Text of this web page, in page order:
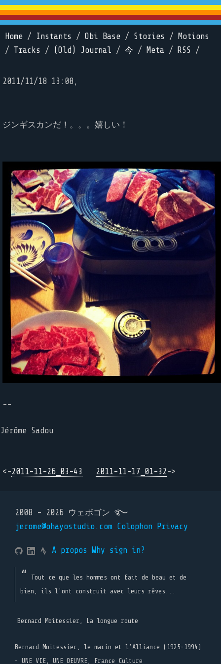
Home / Instants / Obi Base / Stories /
Motions
/ Tracks / (Old) Journal / 今 / Meta / RSS /
2011/11/18 13:08,
ジンギスカンだ！。。。嬉しい！
--
Jérôme Sadou
<-2011-11-26_03-43 2011-11-17_01-32->
2008 - 2026 ウェボゴン ࿐
jerome@ohayostudio.com Colophon Privacy
A propos Why sign in?
Tout ce que les hommes ont fait de beau et de
bien, ils l'ont construit avec leurs rêves...
Bernard Moitessier, La longue route
Bernard Moitessier, le marin et l’Alliance (1925-1994)
- UNE VIE, UNE OEUVRE, France Culture